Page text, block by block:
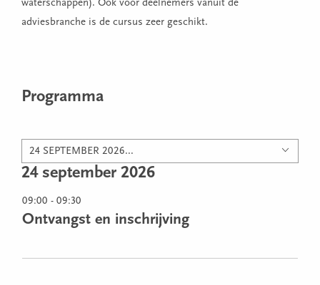
waterschappen). Ook voor deelnemers vanuit de
adviesbranche is de cursus zeer geschikt.
Programma
24 SEPTEMBER 2026...
24 september 2026
09:00 - 09:30
Ontvangst en inschrijving